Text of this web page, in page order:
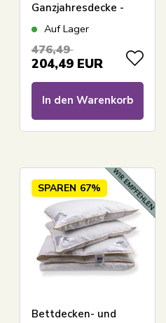
Ganzjahresdecke -
200x220 cm - Zen
Auf Lager
476,49
204,49 EUR
In den Warenkorb
SPAREN 67%
Bettdecken- und